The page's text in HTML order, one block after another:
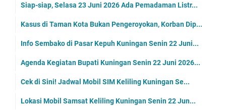
Siap-siap, Selasa 23 Juni 2026 Ada Pemadaman Listr...
Kasus di Taman Kota Bukan Pengeroyokan, Korban Dip...
Info Sembako di Pasar Kepuh Kuningan Senin 22 Juni...
Agenda Kegiatan Bupati Kuningan Senin 22 Juni 2026...
Cek di Sini! Jadwal Mobil SIM Keliling Kuningan Se...
Lokasi Mobil Samsat Keliling Kuningan Senin 22 Jun...